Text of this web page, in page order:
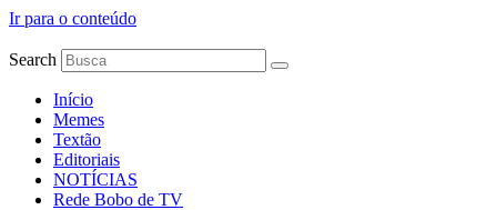
Ir para o conteúdo
Search
Início
Memes
Textão
Editoriais
NOTÍCIAS
Rede Bobo de TV